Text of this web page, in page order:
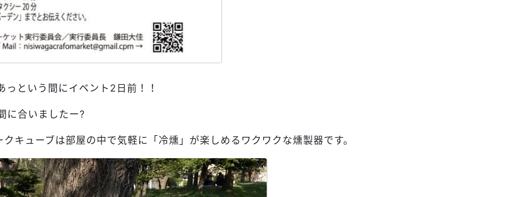
っという間にイベント2日前！！
に合いましたー?
キューブは部屋の中で気軽に「冷燻」が楽しめるワクワクな燻製器です。